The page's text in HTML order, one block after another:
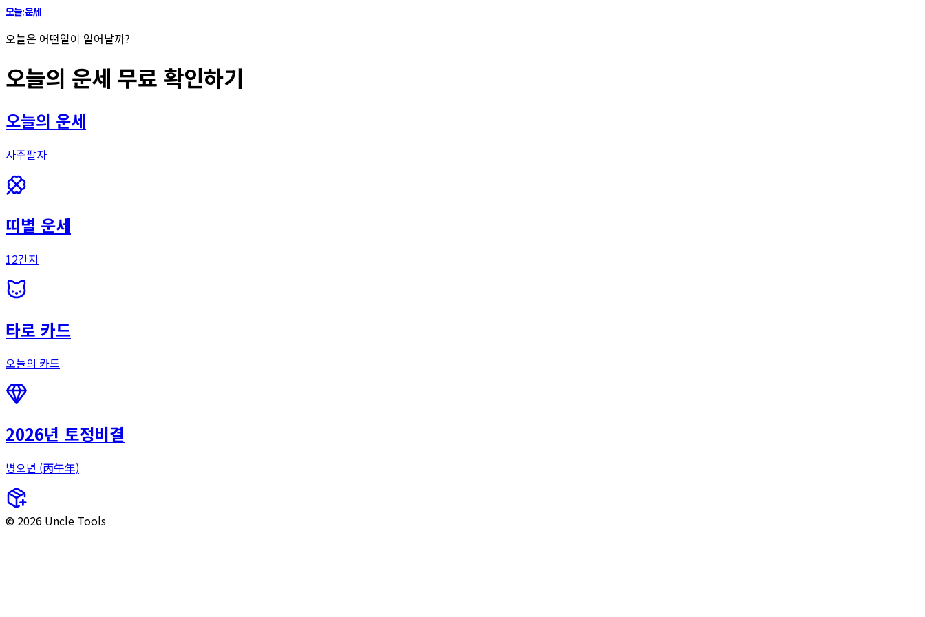
오늘;운세
오늘은 어떤일이 일어날까?
오늘의 운세 무료 확인하기
오늘의 운세
사주팔자
띠별 운세
12간지
타로 카드
오늘의 카드
2026년 토정비결
병오년 (丙午年)
© 2026 Uncle Tools